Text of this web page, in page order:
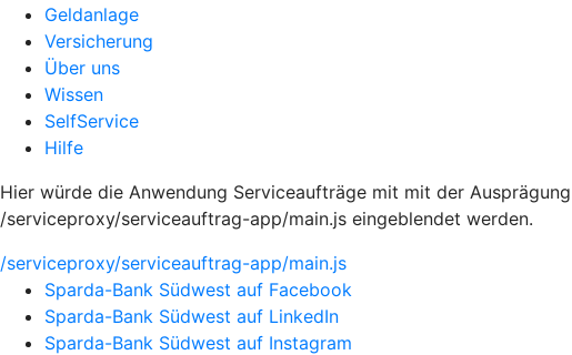
Geldanlage
Versicherung
Über uns
Wissen
SelfService
Hilfe
Hier würde die Anwendung Serviceaufträge mit mit der
/serviceproxy/serviceauftrag-app/main.js eingeblendet werden.
/serviceproxy/serviceauftrag-app/main.js
Sparda-Bank Südwest auf Facebook
Sparda-Bank Südwest auf LinkedIn
Sparda-Bank Südwest auf Instagram